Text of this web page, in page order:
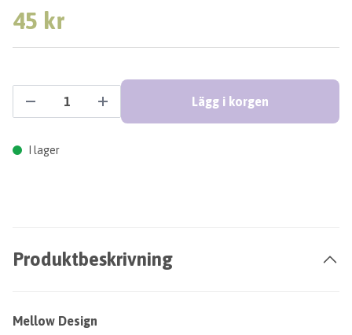
45 kr
Lägg i korgen
I lager
Produktbeskrivning
Mellow Design